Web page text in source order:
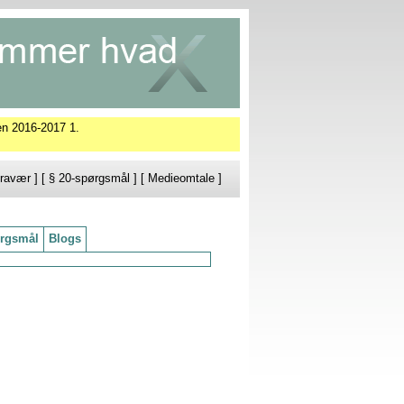
2016-2017 1.
] [ § 20-spørgsmål ] [ Medieomtale ]
Blogs